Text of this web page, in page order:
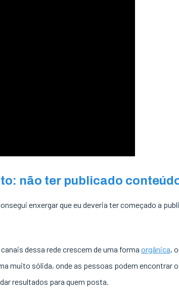
não ter publicado
enxergar que eu deveria ter começado a
dessa rede crescem de uma forma orgânica,
muito sólida, onde as pessoas podem encontrar
resultados para quem posta.